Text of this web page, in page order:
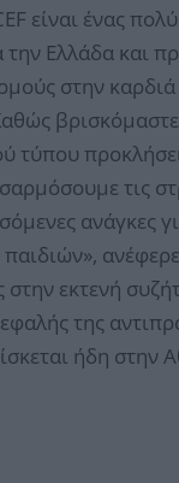
είναι ένας
την Ελλάδα και
στην
τύπου
τις
ανάγκες
εκτενή
της
ήδη στην